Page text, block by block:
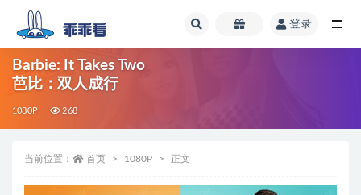
登录
Barbie: It Takes Two
芭比：双人成行
1080P 268
当前位置： 首页 1080P 正文